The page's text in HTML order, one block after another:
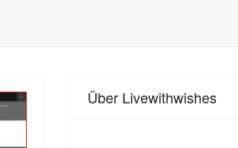
Über Livewithwishes